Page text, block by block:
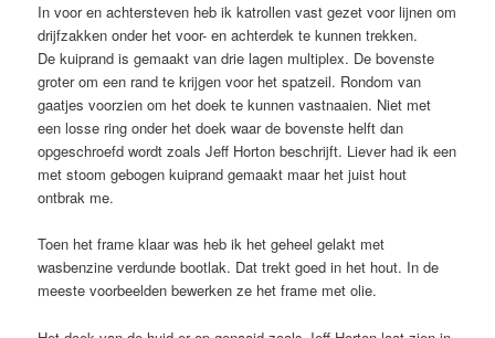
In voor en achtersteven heb ik katrollen vast gezet voor lijnen om
drijfzakken onder het voor- en achterdek te kunnen trekken.
De kuiprand is gemaakt van drie lagen multiplex. De bovenste
groter om een rand te krijgen voor het spatzeil. Rondom van
gaatjes voorzien om het doek te kunnen vastnaaien. Niet met
een losse ring onder het doek waar de bovenste helft dan
opgeschroefd wordt zoals Jeff Horton beschrijft. Liever had ik een
met stoom gebogen kuiprand gemaakt maar het juist hout
ontbrak me.
Toen het frame klaar was heb ik het geheel gelakt met
wasbenzine verdunde bootlak. Dat trekt goed in het hout. In de
meeste voorbeelden bewerken ze het frame met olie.